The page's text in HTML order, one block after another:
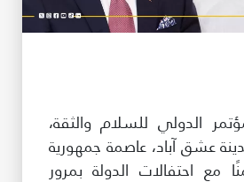
الدولي للسلام والثقة،
عشق آباد، عاصمة جمهورية
مع احتفالات الدولة بمرور